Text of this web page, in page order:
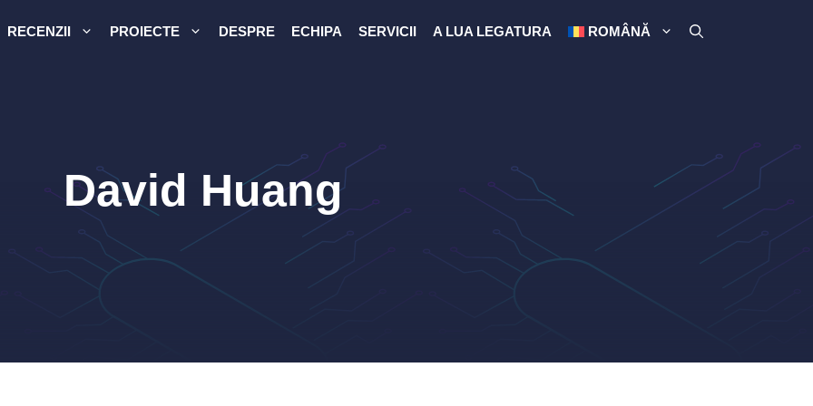
RECENZII PROIECTE DESPRE ECHIPA SERVICII A LUA LEGATURA ROMÂNĂ
David Huang